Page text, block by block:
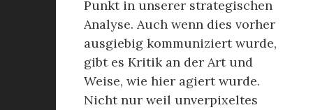
Punkt in unserer strategischen
Analyse. Auch wenn dies vorher
ausgiebig kommuniziert wurde,
gibt es Kritik an der Art und
Weise, wie hier agiert wurde.
Nicht nur weil unverpixeltes